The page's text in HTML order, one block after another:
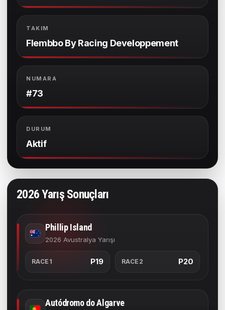
TAKIM
Flembbo By Racing Developpement
NUMARA
#73
DURUM
Aktif
2026 Yarış Sonuçları
Phillip Island
2026 Avustralya Yarışı
RACE1 P19 RACE2 P20
Autódromo do Algarve